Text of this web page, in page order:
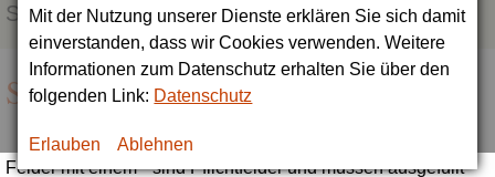
Mit der Nutzung unserer Dienste erklären Sie sich damit
einverstanden, dass wir Cookies verwenden. Weitere
Informationen zum Datenschutz erhalten Sie über den
folgenden Link: Datenschutz
Erlauben Ablehnen
SERVICE
Seite empfehlen
Felder mit einem * sind Pflichtfelder und müssen ausgefüllt